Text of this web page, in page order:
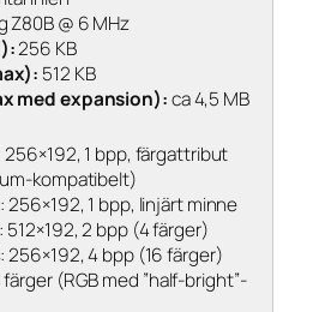
Z80B @ 6 MHz
256 KB
512 KB
med expansion):ca 4,5 MB
256×192, 1 bpp, färgattribut
kompatibelt)
256×192, 1 bpp, linjärt minne
512×192, 2 bpp (4 färger)
256×192, 4 bpp (16 färger)
färger (RGB med ”half-bright”-